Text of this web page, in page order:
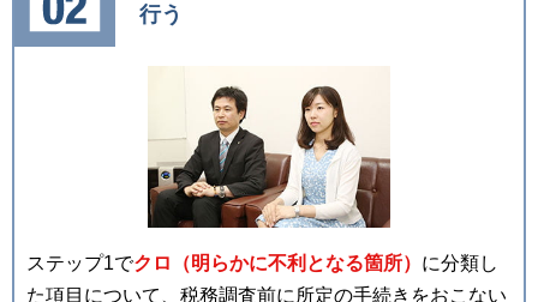
行う
ステップ1でクロ（明らかに不利となる箇所） に分類し
た項目について、税務調査前に所定の手続きをおこない